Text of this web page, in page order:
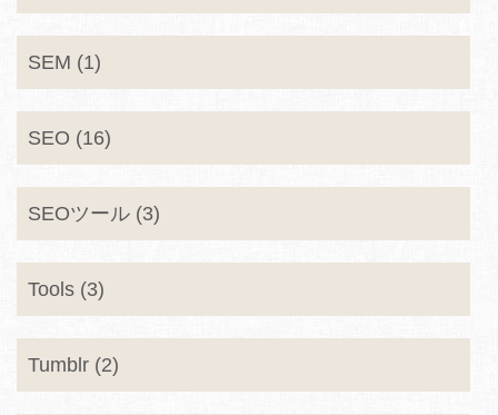
SEM (1)
SEO (16)
SEOツール (3)
Tools (3)
Tumblr (2)